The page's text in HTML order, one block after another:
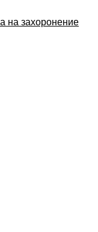
на захоронение